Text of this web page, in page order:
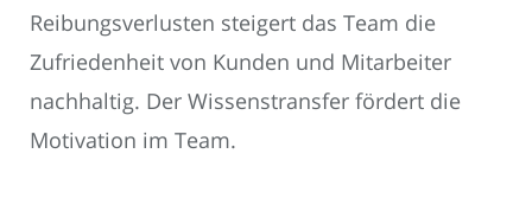
Reibungsverlusten steigert das Team die
Zufriedenheit von Kunden und Mitarbeiter
nachhaltig. Der Wissenstransfer fördert die
Motivation im Team.